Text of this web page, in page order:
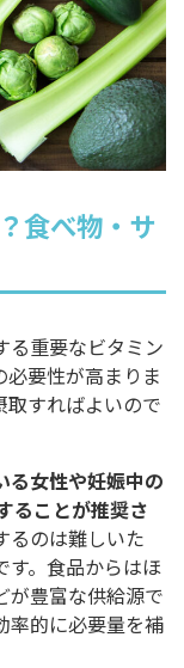
食べ物・サ
る重要なビタミン
要性が高まりま
取すればよいので
る女性や妊娠中の
ることが推奨さ
るのは難しいた
す。食品からはほ
が豊富な供給源で
率的に必要量を補